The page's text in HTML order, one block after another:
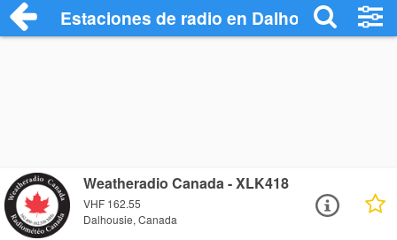
Estaciones de radio en Dalhousie -
Weatheradio Canada - XLK418
VHF 162.55
Dalhousie, Canada